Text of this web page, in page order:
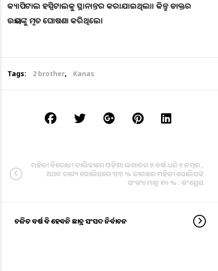
କ୍ୟାପିଟାଲ ହସ୍ପିଟାଲକୁ ସ୍ଥାନାନ୍ତର କରାଯାଇଥିଲା। କିନ୍ତୁ ଡାକ୍ତର
ଉଭୟଙ୍କୁ ମୃତ ଘୋଷଣା କରିଥିଲେ।
Tags: 2 brother, Kanas
ମହିଳା ବିରୋଧୀ ତାଲିକାରେ ଓଡ଼ିଶା ଲଗାତର ୭ ବର୍ଷ ଧରି ୧ ନମ୍ବର ,
ଅଥଚ ରାଜ୍ୟ ପୋଲିସରେ ୩୩ % ଜାଗାରେ ମହିଳା ପୋଲିସଙ୍କ
ସଂଖ୍ୟା ମାତ୍ର ୧୦ % : କଂଗ୍ରେସ
ଚଳିତ ବର୍ଷ ବି ହେବନି ଛାତ୍ର ସଂସଦ ନିର୍ବାଚନ